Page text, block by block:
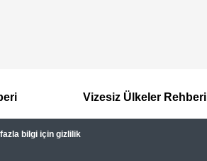
Vizesiz Ülkeler Rehberi
bilgi için gizlilik